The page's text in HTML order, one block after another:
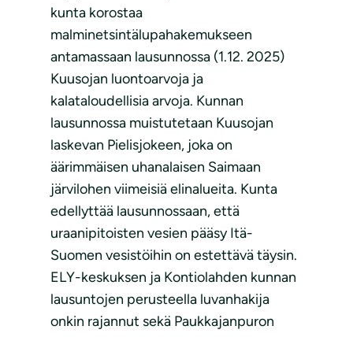
kunta korostaa
malminetsintälupahakemukseen
antamassaan lausunnossa (1.12. 2025)
Kuusojan luontoarvoja ja
kalataloudellisia arvoja. Kunnan
lausunnossa muistutetaan Kuusojan
laskevan Pielisjokeen, joka on
äärimmäisen uhanalaisen Saimaan
järvilohen viimeisiä elinalueita. Kunta
edellyttää lausunnossaan, että
uraanipitoisten vesien pääsy Itä-
Suomen vesistöihin on estettävä täysin.
ELY-keskuksen ja Kontiolahden kunnan
lausuntojen perusteella luvanhakija
onkin rajannut sekä Paukkajanpuron